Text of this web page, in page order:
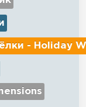
- Holiday